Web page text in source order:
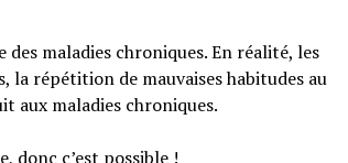
maladies chroniques. En réalité, les
la répétition de mauvaises habitudes au
aux maladies chroniques.
donc c’est possible !